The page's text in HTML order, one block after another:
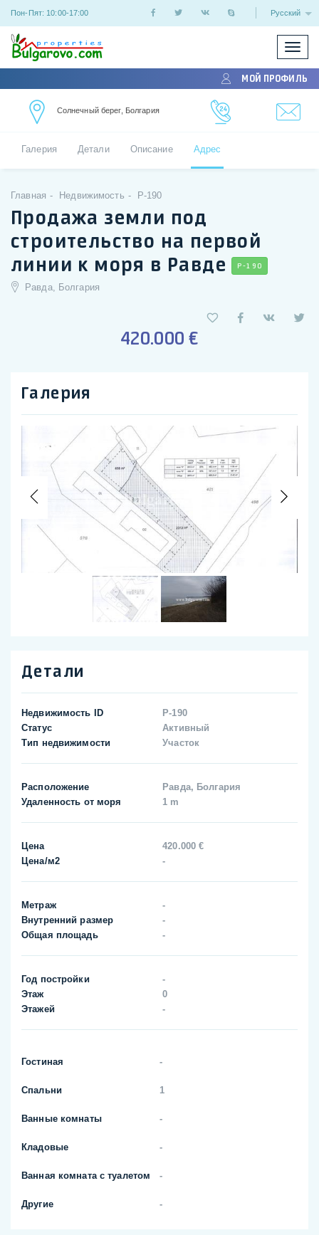
Пон-Пят: 10:00-17:00 Русский
/
МОЙ ПРОФИЛЬ
Солнечный берег, Болгария
Галерия Детали Описание Адрес
Главная Недвижимость P-190
Продажа земли под
строительство на первой
линии к моря в Равде
P-190
Равда, Болгария
420.000 €
Галерия
Previous
Детали
Недвижимость ID
P-190
Статус
Активный
Тип недвижимости
Участок
Расположение
Равда, Болгария
Удаленность от моря
1 m
Цена
420.000 €
Цена/м2
-
Метраж
-
Внутренний размер
-
Общая площадь
-
Год постройки
-
Этаж
0
Этажей
-
Гостиная -
Спальни 1
Ванные комнаты -
Кладовые -
Ванная комната с туалетом -
Другие -